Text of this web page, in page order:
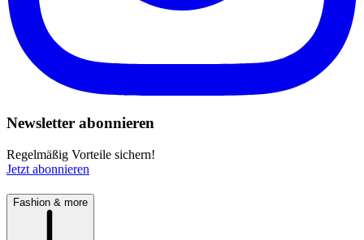
Newsletter abonnieren
Regelmäßig Vorteile sichern!
Jetzt abonnieren
Fashion & more